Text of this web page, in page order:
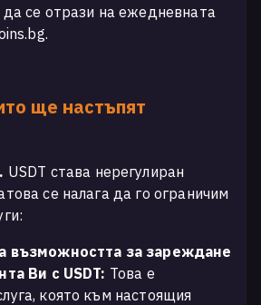
да се отрази на ежедневната
ще настъпят
USDT става нерегулиран
се налага да го ограничим
възможността за зареждане
Ви с USDT: Това е
която към настоящия